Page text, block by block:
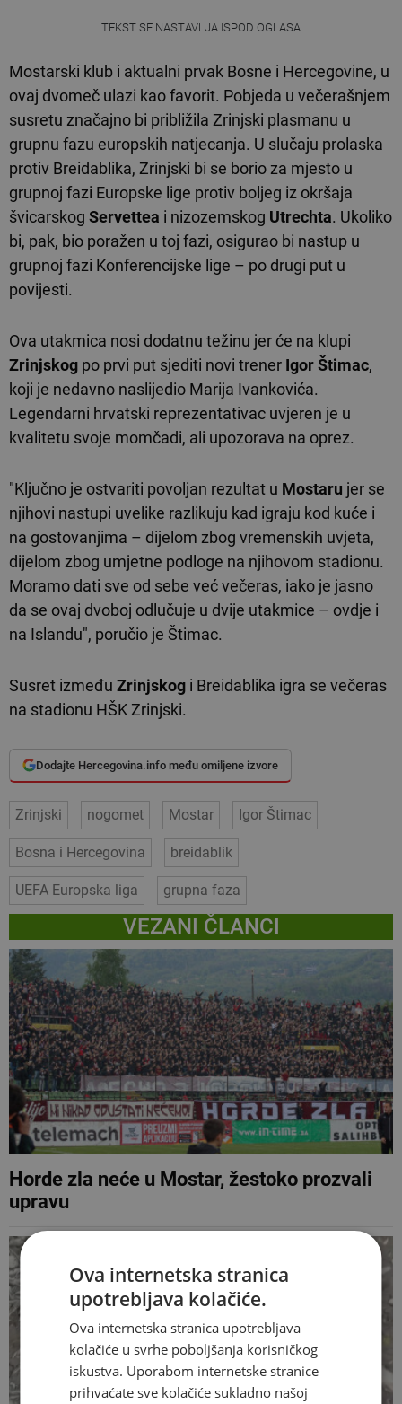
TEKST SE NASTAVLJA ISPOD OGLASA
Mostarski klub i aktualni prvak Bosne i Hercegovine, u
ovaj dvomeč ulazi kao favorit. Pobjeda u večerašnjem
susretu značajno bi približila Zrinjski plasmanu u
grupnu fazu europskih natjecanja. U slučaju prolaska
protiv Breidablika, Zrinjski bi se borio za mjesto u
grupnoj fazi Europske lige protiv boljeg iz okršaja
švicarskog Servettea i nizozemskog Utrechta. Ukoliko
bi, pak, bio poražen u toj fazi, osigurao bi nastup u
grupnoj fazi Konferencijske lige – po drugi put u
povijesti.
Ova utakmica nosi dodatnu težinu jer će na klupi
Zrinjskog po prvi put sjediti novi trener Igor Štimac,
koji je nedavno naslijedio Marija Ivankovića.
Legendarni hrvatski reprezentativac uvjeren je u
kvalitetu svoje momčadi, ali upozorava na oprez.
"Ključno je ostvariti povoljan rezultat u Mostaru jer se
njihovi nastupi uvelike razlikuju kad igraju kod kuće i
na gostovanjima – dijelom zbog vremenskih uvjeta,
dijelom zbog umjetne podloge na njihovom stadionu.
Moramo dati sve od sebe već večeras, iako je jasno
da se ovaj dvoboj odlučuje u dvije utakmice – ovdje i
na Islandu", poručio je Štimac.
Susret između Zrinjskog i Breidablika igra se večeras
na stadionu HŠK Zrinjski.
Dodajte Hercegovina.info među omiljene izvore
Zrinjski nogomet Mostar Igor Štimac
Bosna i Hercegovina breidablik
UEFA Europska liga grupna faza
VEZANI ČLANCI
Horde zla neće u Mostar, žestoko prozvali
upravu
Ova internetska stranica
upotrebljava kolačiće.
Ova internetska stranica upotrebljava
kolačiće u svrhe poboljšanja korisničkog
iskustva. Uporabom internetske stranice
prihvaćate sve kolačiće sukladno našoj